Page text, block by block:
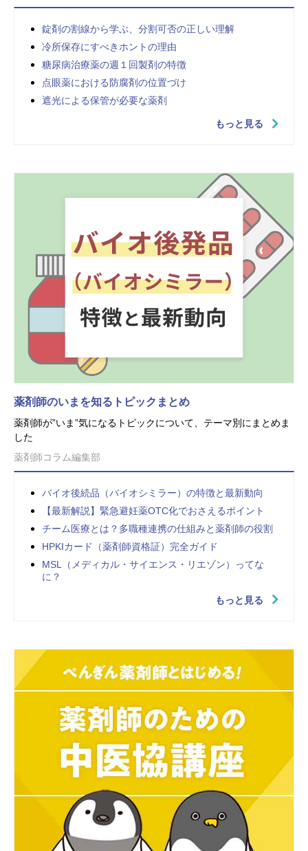
錠剤の割線から学ぶ、分割可否の正しい理解
冷所保存にすべきホントの理由
糖尿病治療薬の週１回製剤の特徴
点眼薬における防腐剤の位置づけ
遮光による保管が必要な薬剤
もっと見る
薬剤師のいまを知るトピックまとめ
薬剤師が”いま”気になるトピックについて、テーマ別にまとめま
した
薬剤師コラム編集部
バイオ後続品（バイオシミラー）の特徴と最新動向
【最新解説】緊急避妊薬OTC化でおさえるポイント
チーム医療とは？多職種連携の仕組みと薬剤師の役割
HPKIカード（薬剤師資格証）完全ガイド
MSL（メディカル・サイエンス・リエゾン）ってな
に？
もっと見る